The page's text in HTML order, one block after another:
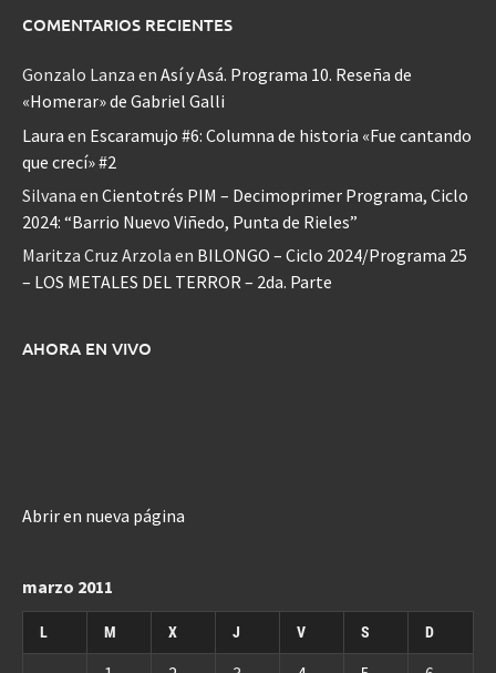
COMENTARIOS RECIENTES
Gonzalo Lanza en Así y Asá. Programa 10. Reseña de
«Homerar» de Gabriel Galli
Laura en Escaramujo #6: Columna de historia «Fue cantando
que crecí» #2
Silvana en Cientotrés PIM – Decimoprimer Programa, Ciclo
2024: “Barrio Nuevo Viñedo, Punta de Rieles”
Maritza Cruz Arzola en BILONGO – Ciclo 2024/Programa 25
– LOS METALES DEL TERROR – 2da. Parte
AHORA EN VIVO
Abrir en nueva página
marzo 2011
L M X J V S D